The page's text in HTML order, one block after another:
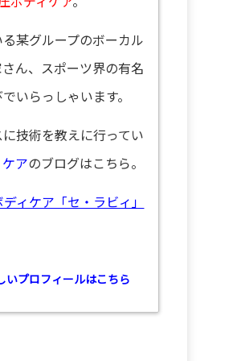
某グループのボーカル
ん、スポーツ界の有名
いらっしゃいます。
技術を教えに行ってい
アのブログはこちら。
ィケア「セ・ラビィ」
いプロフィールはこちら